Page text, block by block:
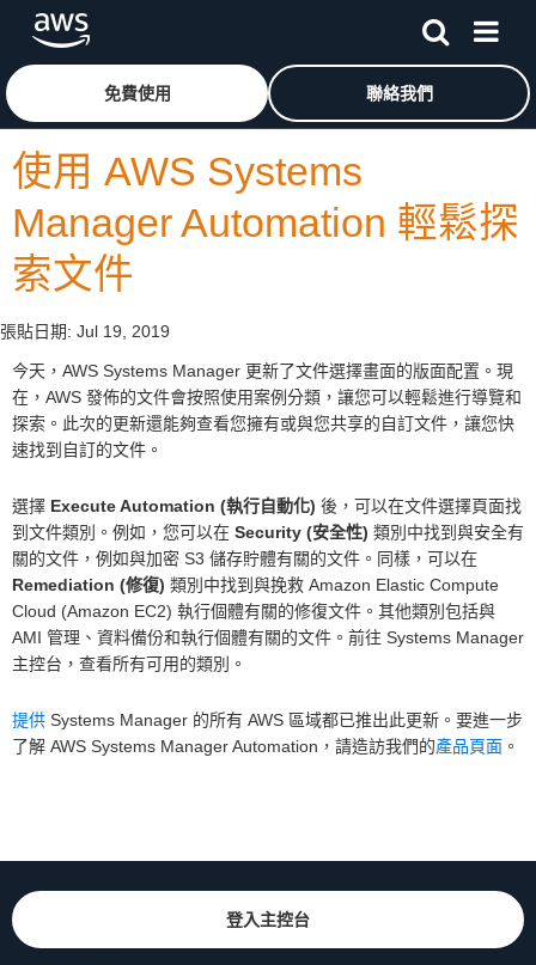
跳至主要內容按一下這裡可返回 Amazon Web Services 首頁
免費使用 聯絡我們
使用 AWS Systems
Manager Automation 輕鬆探
索文件
張貼日期: Jul 19, 2019
今天，AWS Systems Manager 更新了文件選擇畫面的版面配置。現
在，AWS 發佈的文件會按照使用案例分類，讓您可以輕鬆進行導覽和
探索。此次的更新還能夠查看您擁有或與您共享的自訂文件，讓您快
速找到自訂的文件。
選擇 Execute Automation (執行自動化) 後，可以在文件選擇頁面找
到文件類別。例如，您可以在 Security (安全性) 類別中找到與安全有
關的文件，例如與加密 S3 儲存貯體有關的文件。同樣，可以在
Remediation (修復) 類別中找到與挽救 Amazon Elastic Compute
Cloud (Amazon EC2) 執行個體有關的修復文件。其他類別包括與
AMI 管理、資料備份和執行個體有關的文件。前往 Systems Manager
主控台，查看所有可用的類別。
提供 Systems Manager 的所有 AWS 區域都已推出此更新。要進一步
了解 AWS Systems Manager Automation，請造訪我們的產品頁面 。
登入主控台